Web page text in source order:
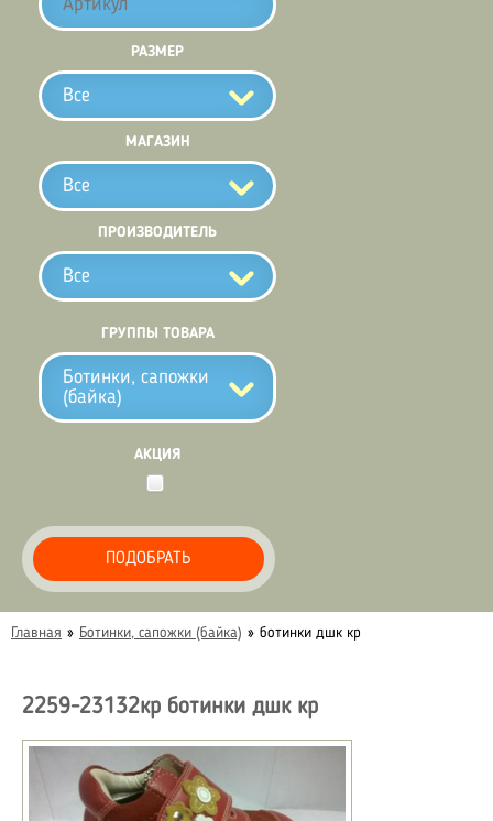
РАЗМЕР
Все
МАГАЗИН
Все
ПРОИЗВОДИТЕЛЬ
Все
ГРУППЫ ТОВАРА
Ботинки, сапожки
(байка)
АКЦИЯ
ПОДОБРАТЬ
Главная » Ботинки, сапожки (байка) » ботинки дшк кр
2259-23132кр ботинки дшк кр